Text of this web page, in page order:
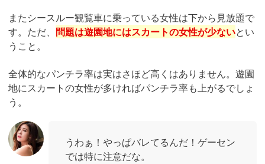
またシースルー観覧車に乗っている女性は下から見放題で
す。ただ、 問題は遊園地にはスカートの女性が少ないとい
うこと。
全体的なパンチラ率は実はさほど高くはありません。遊園
地にスカートの女性が多ければパンチラ率も上がるでしょ
う。
うわぁ！やっぱバレてるんだ！ゲーセン
では特に注意だな。